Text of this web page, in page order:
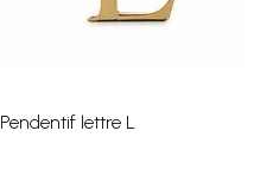
Pendentif lettre L